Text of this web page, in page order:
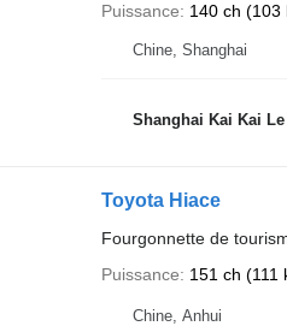
Puissance
140 ch (103
Chine, Shanghai
Shanghai Kai Kai
Toyota Hiace
Fourgonnette de
Puissance
151 ch (111
Chine, Anhui